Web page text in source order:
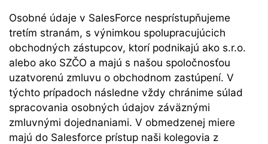
Osobné údaje v SalesForce nesprístupňujeme
tretím stranám, s výnimkou spolupracujúcich
obchodných zástupcov, ktorí podnikajú ako s.r.o.
alebo ako SZČO a majú s našou spoločnosťou
uzatvorenú zmluvu o obchodnom zastúpení. V
týchto prípadoch následne vždy chránime súlad
spracovania osobných údajov záväznými
zmluvnými dojednaniami. V obmedzenej miere
majú do Salesforce prístup naši kolegovia z